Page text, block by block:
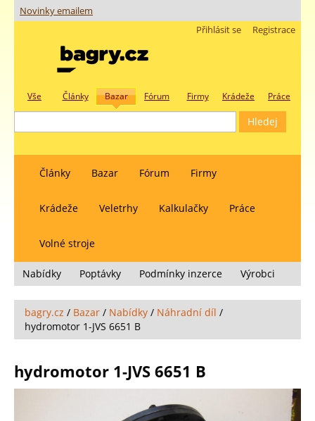
Novinky emailem
Registrace
Přihlásit se
Vše Články Bazar Fórum Firmy Krádeže Práce
Články Bazar Fórum Firmy
Krádeže Veletrhy Kalkulačky Práce
Volné stroje
Nabídky Poptávky Podmínky inzerce Výrobci
bagry.cz / Bazar / Nabídky / Náhradní díl /
hydromotor 1-JVS 6651 B
hydromotor 1-JVS 6651 B